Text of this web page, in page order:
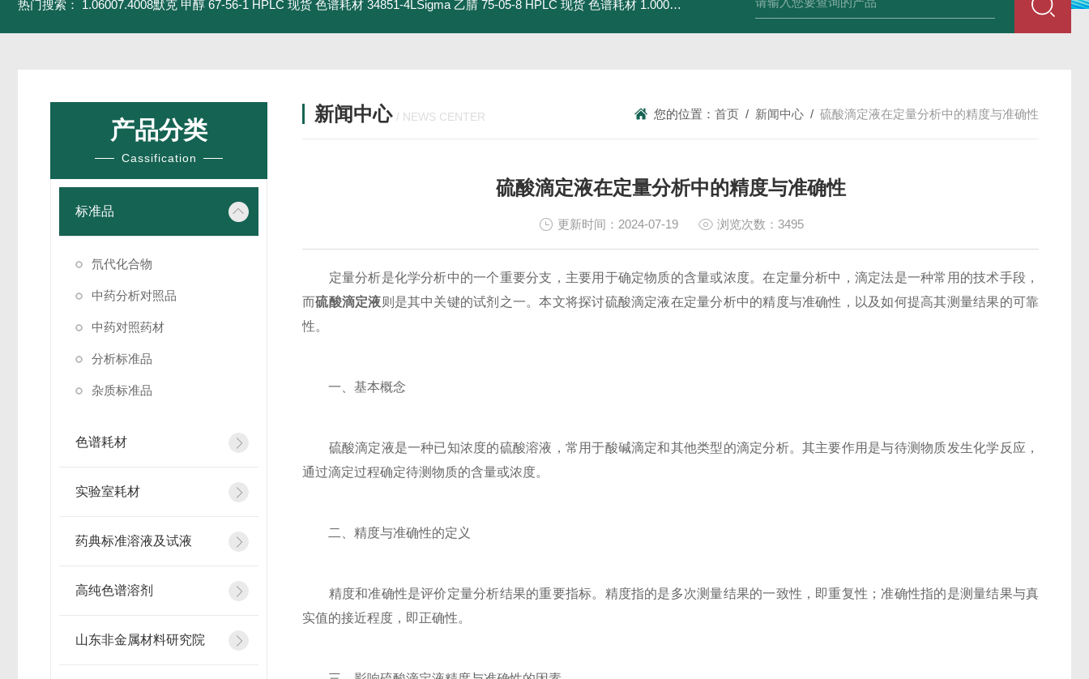
热门搜索： 1.06007.4008默克 甲醇 67-56-1 HPLC 现货 色谱耗材 34851-4LSigma 乙腈 75-05-8 HPLC 现货 色谱耗材 1.00030.4008默克 乙腈 75-05-8 HPLC 现货 色谱耗材 34860-4L-Rsigma 甲醇 67-
产品分类
Cassification
标准品
氘代化合物
中药分析对照品
中药对照药材
分析标准品
杂质标准品
色谱耗材
实验室耗材
药典标准溶液及试液
高纯色谱溶剂
山东非金属材料研究院
新闻中心 / NEWS CENTER 您的位置： 首页 / 新闻中心 / 硫酸滴定液在定量分析中的精度与准确性
硫酸滴定液在定量分析中的精度与准确性
更新时间：2024-07-19 浏览次数：3495
定量分析是化学分析中的一个重要分支，主要用于确定物质的含量或浓度。在定量分析中，滴定法是一种常用的技术手段，
而硫酸滴定液则是其中关键的试剂之一。本文将探讨硫酸滴定液在定量分析中的精度与准确性，以及如何提高其测量结果的可靠
性。
一、基本概念
硫酸滴定液是一种已知浓度的硫酸溶液，常用于酸碱滴定和其他类型的滴定分析。其主要作用是与待测物质发生化学反应，
通过滴定过程确定待测物质的含量或浓度。
二、精度与准确性的定义
精度和准确性是评价定量分析结果的重要指标。精度指的是多次测量结果的一致性，即重复性；准确性指的是测量结果与真
实值的接近程度，即正确性。